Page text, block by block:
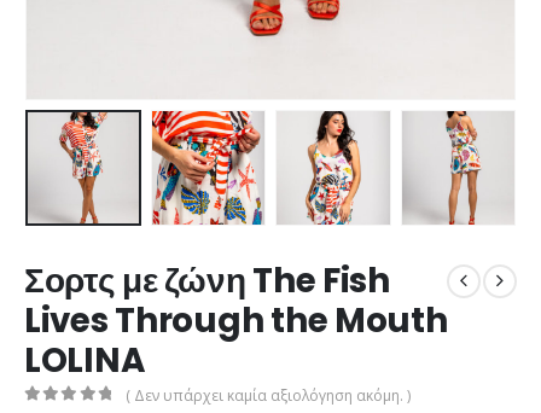
Σορτς με ζώνη The Fish
Lives Through the Mouth
LOLINA
( Δεν υπάρχει καμία αξιολόγηση ακόμη. )